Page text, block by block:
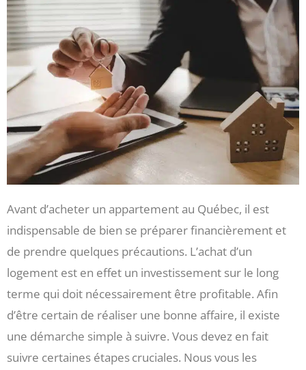
Avant d’acheter un appartement au Québec, il est
indispensable de bien se préparer financièrement et
de prendre quelques précautions. L’achat d’un
logement est en effet un investissement sur le long
terme qui doit nécessairement être profitable. Afin
d’être certain de réaliser une bonne affaire, il existe
une démarche simple à suivre. Vous devez en fait
suivre certaines étapes cruciales. Nous vous les